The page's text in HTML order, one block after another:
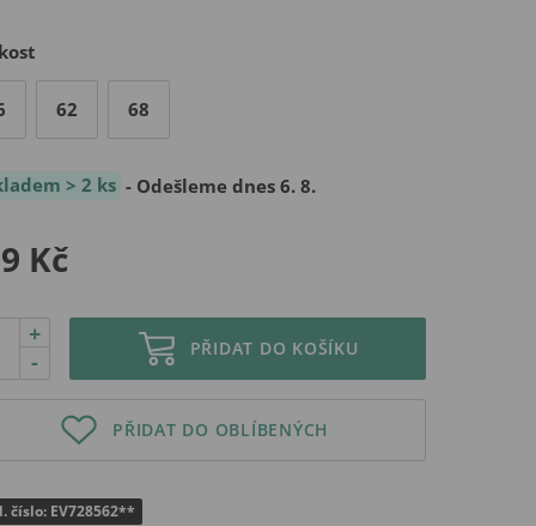
62 68
> 2 ks - Odešleme dnes 6. 8.
Kč
-
+
PŘIDAT DO KOŠÍKU
PŘIDAT DO OBLÍBENÝCH
číslo: EV728562**